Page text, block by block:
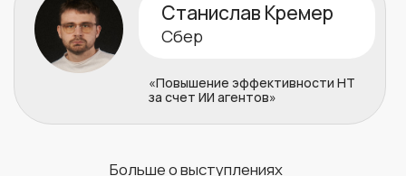
05
Управление командой и лидирование